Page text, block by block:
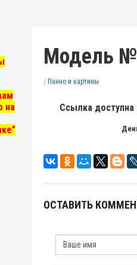
на
Модель
/ Панно и картины
Ссылка доступна
ОСТАВИТЬ